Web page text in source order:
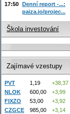
17:50 Denní report -...:
paiza.io/projec...
Škola investování
Zajímavé vzestupy
PVT 1,19
+38,37
NLOK
600,00
+3,99
FIXZO
53,00
+3,92
CZGCE
985,00
+3,14